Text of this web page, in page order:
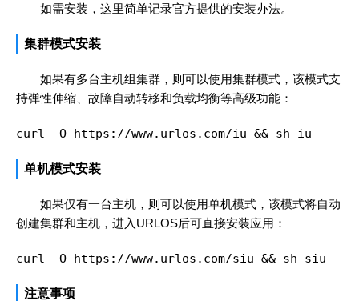
如需安装，这里简单记录官方提供的安装办法。
集群模式安装
如果有多台主机组集群，则可以使用集群模式，该模式支
持弹性伸缩、故障自动转移和负载均衡等高级功能：
curl -O https://www.urlos.com/iu && sh iu
单机模式安装
如果仅有一台主机，则可以使用单机模式，该模式将自动
创建集群和主机，进入URLOS后可直接安装应用：
curl -O https://www.urlos.com/siu && sh siu
注意事项